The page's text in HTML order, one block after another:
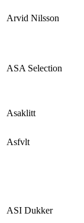
Arvid Nilsson
ASA Selection
Asaklitt
Asfvlt
ASI Dukker